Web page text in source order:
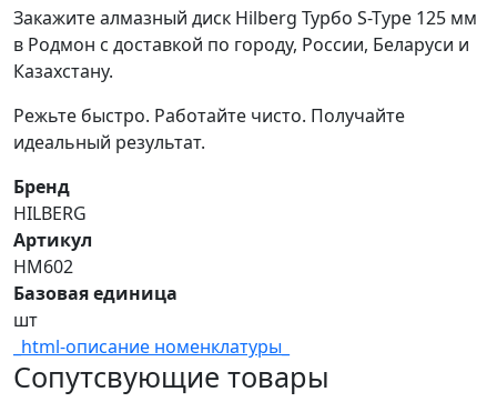
Закажите алмазный диск Hilberg Турбо S-Type 125 мм
в Родмон с доставкой по городу, России, Беларуси и
Казахстану.
Режьте быстро. Работайте чисто. Получайте
идеальный результат.
Бренд
HILBERG
Артикул
HM602
Базовая единица
шт
_html-описание номенклатуры_
Сопутсвующие товары